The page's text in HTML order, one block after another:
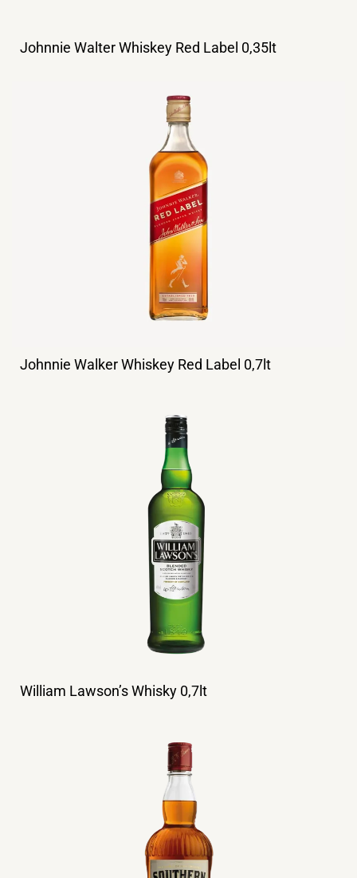
Johnnie Walter Whiskey Red Label 0,35lt
Johnnie Walker Whiskey Red Label 0,7lt
William Lawson’s Whisky 0,7lt